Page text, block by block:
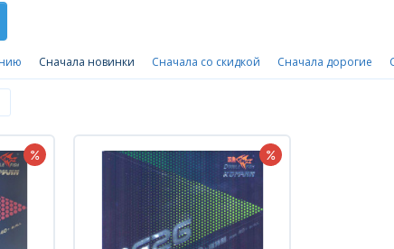
Сначала новинки Сначала со скидкой Сначала дорогие